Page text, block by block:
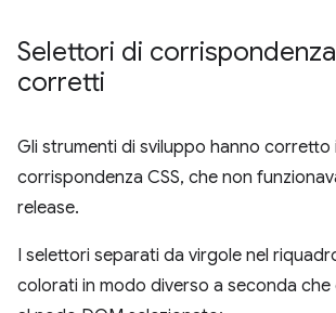
Selettori di corrispondenza
corretti
Gli strumenti di sviluppo hanno corretto
corrispondenza CSS, che non
release.
I selettori separati da virgole nel
colorati in modo diverso a seconda